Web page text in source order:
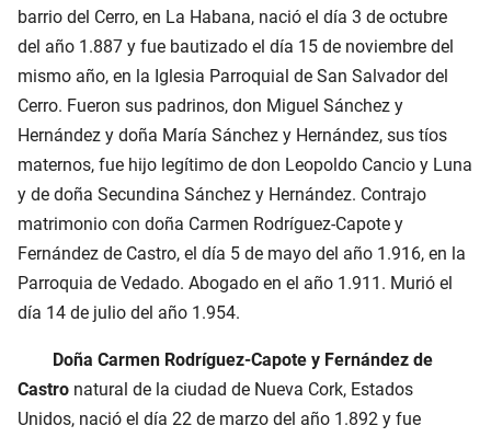
barrio del Cerro, en La Habana, nació el día 3 de octubre
del año 1.887 y fue bautizado el día 15 de noviembre del
mismo año, en la Iglesia Parroquial de San Salvador del
Cerro. Fueron sus padrinos, don Miguel Sánchez y
Hernández y doña María Sánchez y Hernández, sus tíos
maternos, fue hijo legítimo de don Leopoldo Cancio y Luna
y de doña Secundina Sánchez y Hernández. Contrajo
matrimonio con doña Carmen Rodríguez-Capote y
Fernández de Castro, el día 5 de mayo del año 1.916, en la
Parroquia de Vedado. Abogado en el año 1.911. Murió el
día 14 de julio del año 1.954.
Doña Carmen Rodríguez-Capote y Fernández de
Castro natural de la ciudad de Nueva Cork, Estados
Unidos, nació el día 22 de marzo del año 1.892 y fue